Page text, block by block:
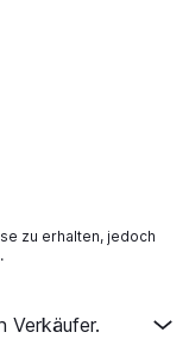
zu erhalten, jedoch
.
Verkäufer.